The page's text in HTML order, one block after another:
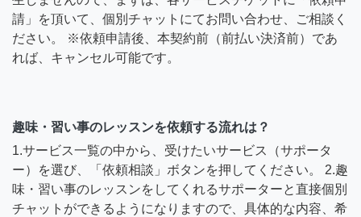
請」を頂いて、個別チャットにてお問い合わせ、ご相談く
ださい。 ※依頼申請後、本契約前（前払い決済前）であ
れば、キャンセル可能です。
趣味・習い事のレッスンを依頼する流れは？
1.サービス一覧の中から、受けたいサービス（サポータ
ー）を選び、「依頼相談」ボタンを押してください。 2.趣
味・習い事のレッスンをしてくれるサポーターと直接個別
チャットができるようになりますので、具体的な内容、希